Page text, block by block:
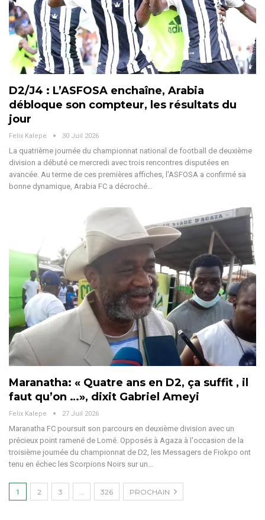
D2/J4 : L’ASFOSA enchaîne, Arabia
débloque son compteur, les résultats du
jour
Felix Kalepe 30 Juil 2026
La quatrième journée du championnat national de football de deuxième
division a débuté ce mercredi avec trois rencontres disputées en
avancée. Au terme de ces premières affiches, l'ASFOSA a confirmé sa
bonne dynamique, Arabia FC a décroché…
Maranatha: « Quatre ans en D2, ça suffit , il
faut qu’on …», dixit Gabriel Ameyi
Felix Kalepe 27 Juil 2026
Maranatha FC poursuit son parcours en deuxième division avec un
précieux point ramené de Lomé. Opposés à Agaza à l'occasion de la
troisième journée du championnat de D2, les Messagers de Fiokpo ont
tenu en échec les Scorpions Noirs sur un
1 2 3 326 PROCHAIN